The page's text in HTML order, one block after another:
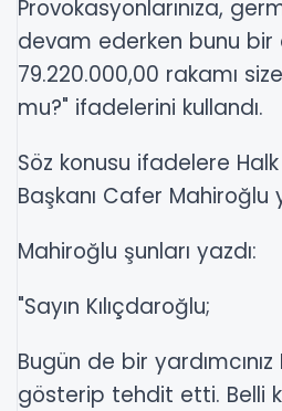
Provokasyonlarınıza,
devam ederken bunu bir
79.220.000,00 rakamı
mu?" ifadelerini kullandı.
Söz konusu ifadelere
Başkanı Cafer Mahiroğlu
Mahiroğlu şunları yazdı:
"Sayın Kılıçdaroğlu;
Bugün de bir
gösterip tehdit etti. Belli ki